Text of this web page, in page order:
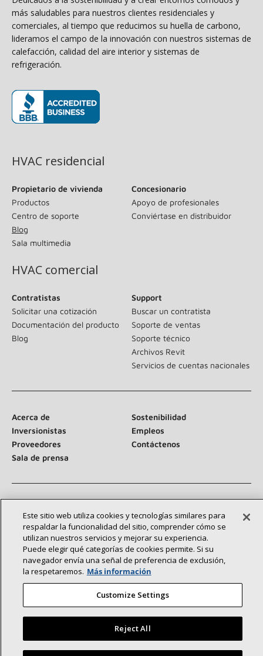
más saludables para nuestros clientes residenciales y
comerciales, al tiempo que reducimos su huella de carbono,
lideramos el campo de la innovación con nuestros sistemas de
calefacción, calidad del aire interior y sistemas de
refrigeración.
HVAC residencial
Propietario de vivienda
Productos
Centro de soporte
Blog
Sala multimedia
Concesionario
Apoyo de profesionales
Conviértase en distribuidor
HVAC comercial
Contratistas
Solicitar una cotización
Documentación del producto
Blog
Support
Buscar un contratista
Soporte de ventas
Soporte técnico
Archivos Revit
Servicios de cuentas nacionales
Acerca de
Sostenibilidad
Inversionistas
Empleos
Proveedores
Contáctenos
Sala de prensa
©2026 Lennox International Inc.
Términos y condiciones
Este sitio web utiliza cookies y tecnologías similares para
respaldar la funcionalidad del sitio, comprender cómo se
utilizan nuestros servicios y mejorar su experiencia.
Puede elegir qué categorías de cookies permite. Si su
navegador envía una señal de preferencia de exclusión,
la respetaremos. Más información
Customize Settings
Reject All